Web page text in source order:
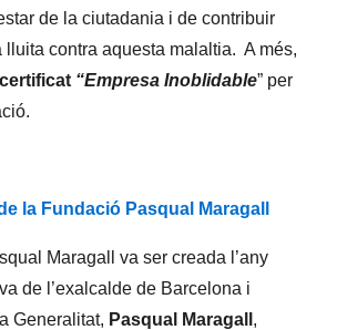
de la ciutadania i de contribuir
lluita contra aquesta malaltia. A més,
certificat “Empresa Inoblidable” per
la Fundació Pasqual Maragall
Maragall va ser creada l’any
de l’exalcalde de Barcelona i
Generalitat, Pasqual Maragall ,